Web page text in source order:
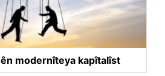
modernîteya kapîtalîst